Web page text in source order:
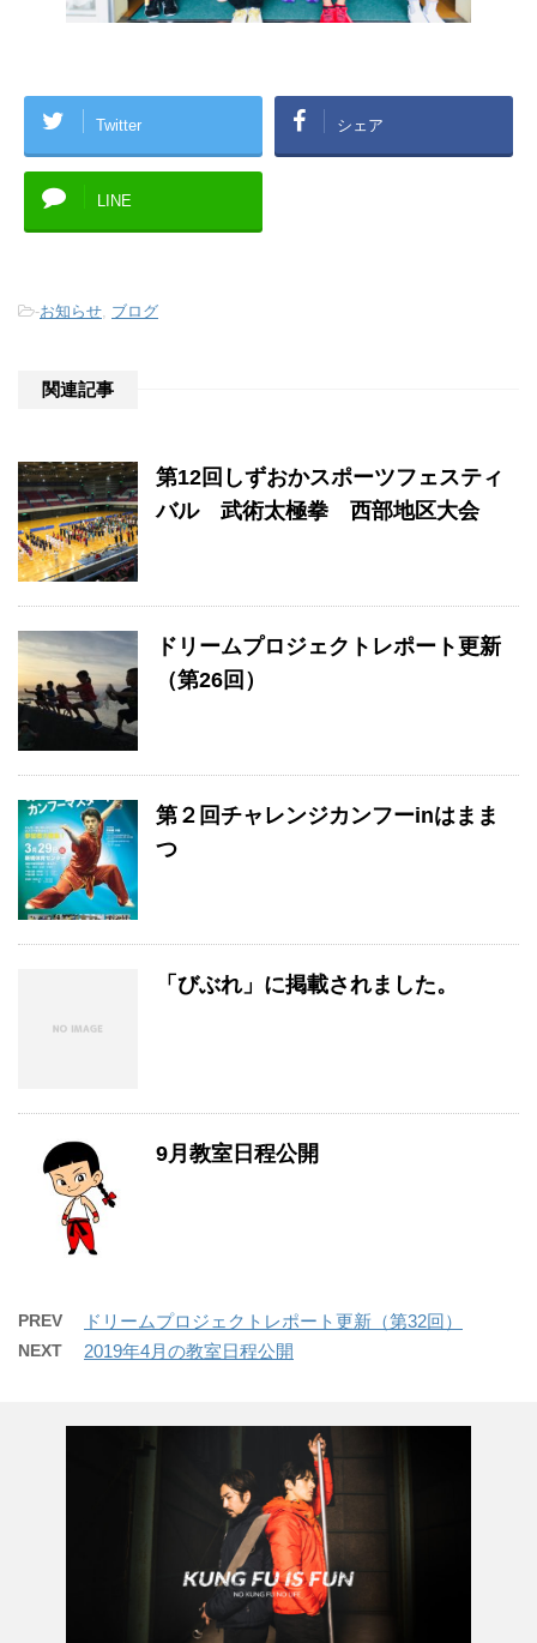
Twitter シェア
LINE
-お知らせ, ブログ
関連記事
第12回しずおかスポーツフェスティ
バル 武術太極拳 西部地区大会
ドリームプロジェクトレポート更新
（第26回）
第２回チャレンジカンフーinはまま
つ
「びぶれ」に掲載されました。
9月教室日程公開
PREV ドリームプロジェクトレポート更新（第32回）
NEXT 2019年4月の教室日程公開